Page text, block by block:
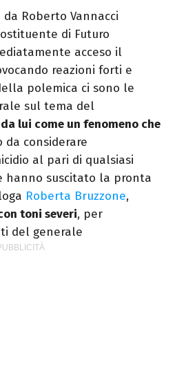
Si specializza poi in
digitale, Giornalismo e
La Sapienza,
alcune testate ed uffici
Roberto Vannacci
di Futuro
acceso il
reazioni forti e
polemica ci sono le
sul tema del
lui come un fenomeno che
da considerare
al pari di qualsiasi
hanno suscitato la pronta
Roberta Bruzzone,
toni severi, per
del generale